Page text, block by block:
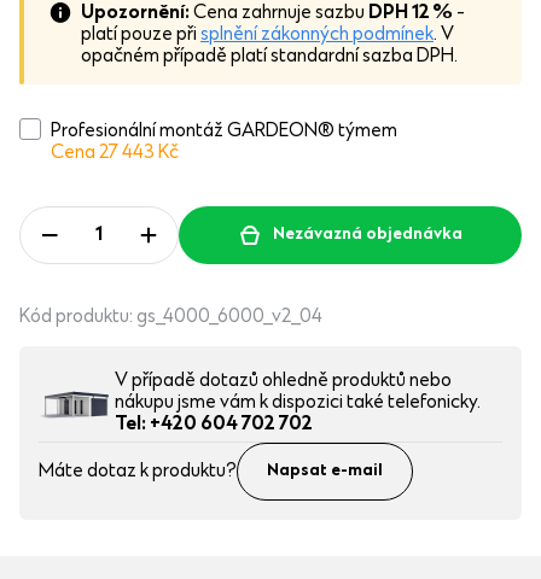
Upozornění: Cena zahrnuje sazbu DPH 12 % -
platí pouze při splnění zákonných podmínek. V
opačném případě platí standardní sazba DPH.
Profesionální montáž GARDEON® týmem
Cena 27 443 Kč
Nezávazná objednávka
Kód produktu: gs_4000_6000_v2_04
V případě dotazů ohledně produktů nebo
nákupu jsme vám k dispozici také telefonicky.
Tel: +420 604 702 702
Máte dotaz k produktu? Napsat e-mail